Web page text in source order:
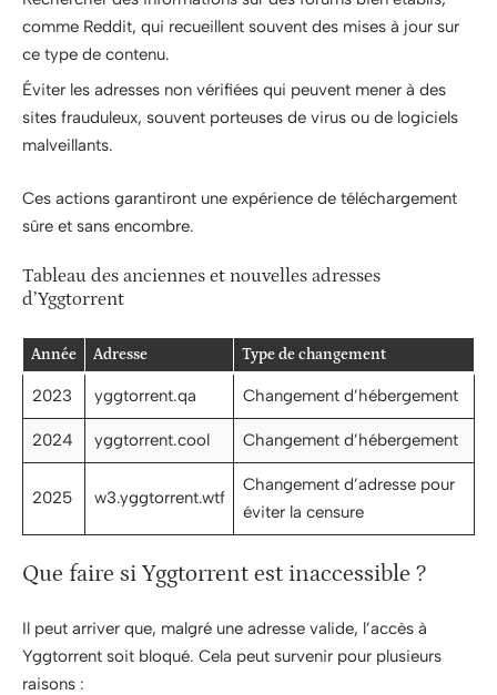
comme Reddit, qui recueillent souvent des mises à jour sur
ce type de contenu.
Éviter les adresses non vérifiées qui peuvent mener à des
sites frauduleux, souvent porteuses de virus ou de logiciels
malveillants.
Ces actions garantiront une expérience de téléchargement
sûre et sans encombre.
Tableau des anciennes et nouvelles adresses
d’Yggtorrent
Année Adresse Type de changement
2023 yggtorrent.qa Changement d’hébergement
2024 yggtorrent.cool Changement d’hébergement
2025 w3.yggtorrent.wtf
Changement d’adresse pour
éviter la censure
Que faire si Yggtorrent est inaccessible ?
Il peut arriver que, malgré une adresse valide, l’accès à
Yggtorrent soit bloqué. Cela peut survenir pour plusieurs
raisons :